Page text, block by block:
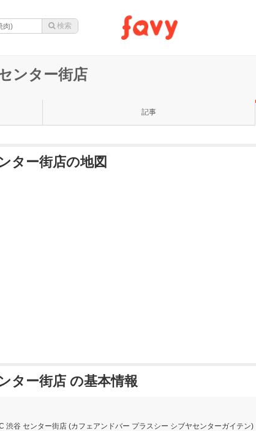
ンター街店
記事
ター街店の地図
ター街店 の基本情報
渋谷 センター街店 (カフェアンドバー プラスシー シブヤセンターガイテン)